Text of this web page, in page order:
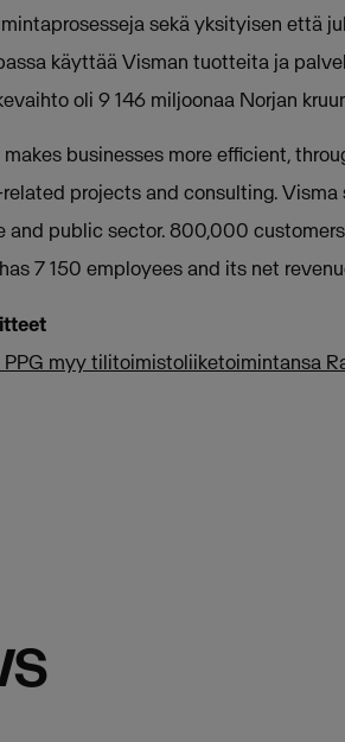
sekä yksityisen että
käyttää Visman tuotteita ja
oli 9 146 miljoonaa Norjan
businesses more efficient,
related projects and consulting.
and public sector. 800,000
7 150 employees and its net
myy tilitoimistoliiketoimintansa